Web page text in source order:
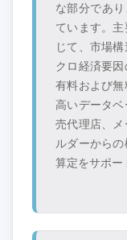
な部分であ
ています。
じて、市場
クロ経済要
有料および
高いデータ
売代理店、
ルダーから
算定をサポー